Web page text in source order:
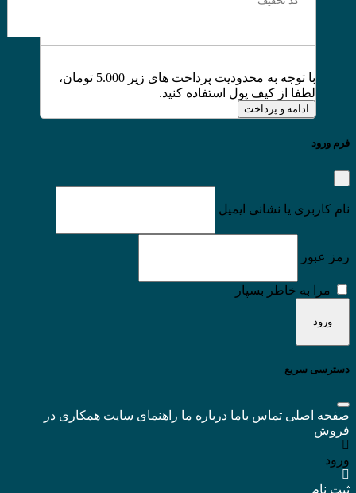
با توجه به محدودیت پرداخت های زیر 5.000 تومان،
لطفا از کیف پول استفاده کنید.
ادامه و پرداخت
فرم ورود
نام کاربری یا نشانی ایمیل
رمز عبور
مرا به خاطر بسپار
دسترسی سریع
صفحه اصلی تماس باما درباره ما راهنمای سایت همکاری در
فروش
ورود
ثبت نام